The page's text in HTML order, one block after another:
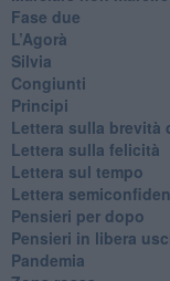
Fase due
L’Agorà
Silvia
Congiunti
Principi
​Lettera sulla brevità
​Lettera sulla felicità
​Lettera sul tempo
Lettera
Pensieri per dopo
​Pensieri in libera
Pandemia